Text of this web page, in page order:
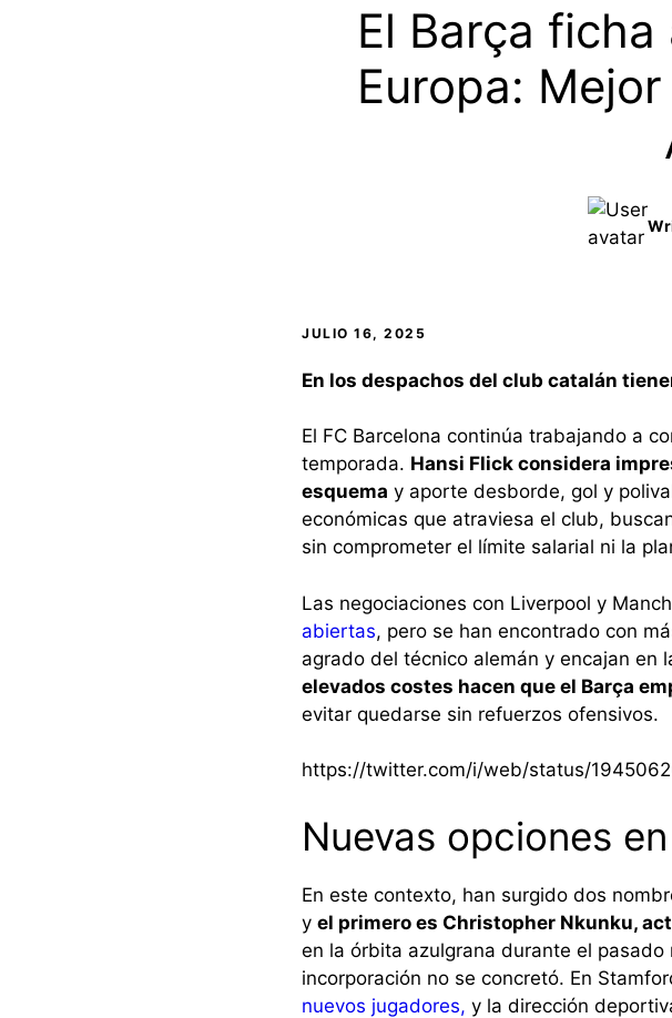
El Barça
Europa:
JULIO 16, 2025
En los despachos del club catalán
El FC Barcelona continúa trabajando a
temporada. Hansi Flick considera
esquema y aporte desborde, gol y
económicas que atraviesa el club,
sin comprometer el límite salarial ni la
Las negociaciones con Liverpool y
abiertas, pero se han encontrado con
agrado del técnico alemán y encajan en
elevados costes hacen que el Barça
evitar quedarse sin refuerzos ofensivos.
https://twitter.com/i/web/status/
Nuevas opciones
En este contexto, han surgido dos
y el primero es Christopher Nkunku,
en la órbita azulgrana durante el
incorporación no se concretó. En
nuevos jugadores, y la dirección